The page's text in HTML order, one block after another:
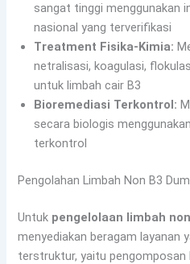
sangat tinggi menggunakan
nasional yang terverifikasi
Treatment Fisika-Kimia:
netralisasi, koagulasi,
untuk limbah cair B3
Bioremediasi Terkontrol:
secara biologis
terkontrol
Pengolahan Limbah Non B3
Untuk pengelolaan limbah
menyediakan beragam layanan
terstruktur, yaitu pengomposan